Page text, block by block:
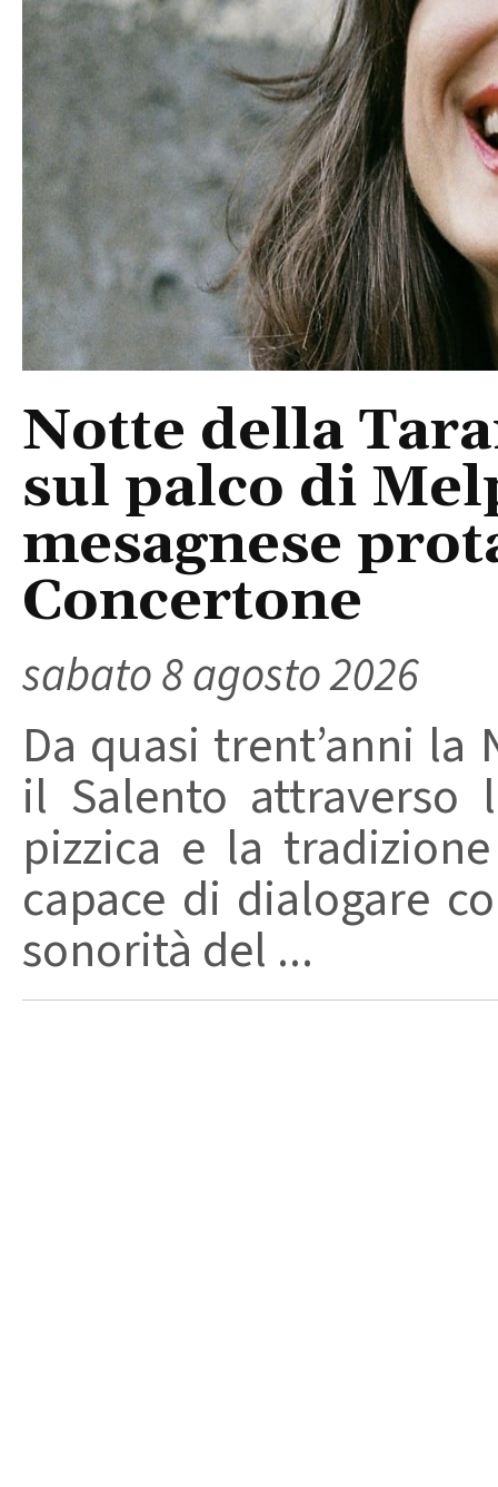
Notte della
sul palco di
mesagnese
Concertone
sabato 8 agosto 2026
Da quasi trent’anni
il Salento attraverso
pizzica e la
capace di dialogare
sonorità del ...